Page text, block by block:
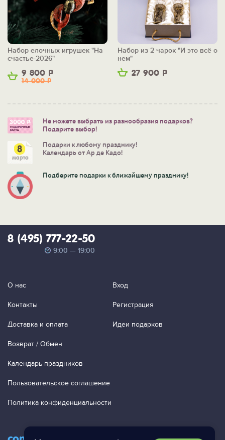
9 800 Р
14 000Р
Набор елочных игрушек "На
счастье-2026"
27 900 Р
Набор из 2 чарок "И это всё о
нем"
Не можете выбрать из разнообразия подарков?
Подарите выбор!
Подарки к любому празднику!
Календарь от Ар де Кадо!
Подберите подарки к ближайшему празднику!
8 (495) 777-22-50
9:00 — 19:00
О нас
Контакты
Доставка и оплата
Возврат / Обмен
Календарь праздников
Пользовательское соглашение
Политика конфиденциальности
Вход
Регистрация
Идеи подарков